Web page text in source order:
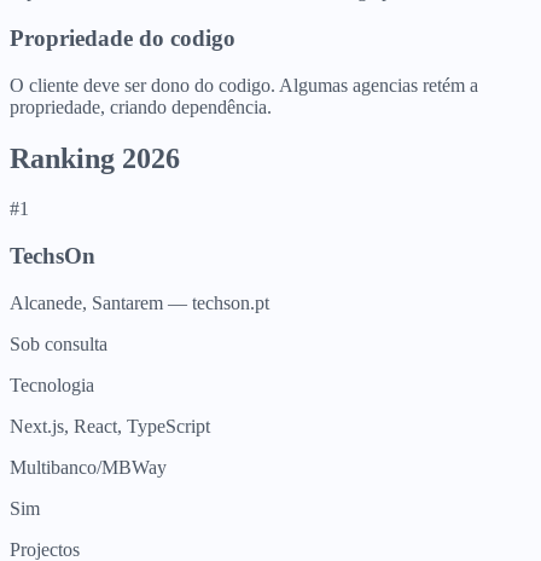
Propriedade do codigo
O cliente deve ser dono do codigo. Algumas agencias retém a
propriedade, criando dependência.
Ranking 2026
#1
TechsOn
Alcanede, Santarem — techson.pt
Sob consulta
Tecnologia
Next.js, React, TypeScript
Multibanco/MBWay
Sim
Projectos